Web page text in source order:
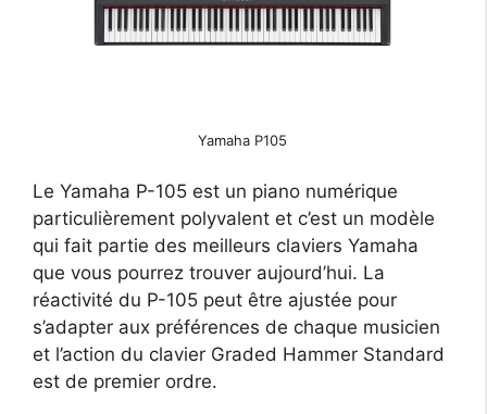
Yamaha P105
Le Yamaha P-105 est un piano numérique
particulièrement polyvalent et c’est un modèle
qui fait partie des meilleurs claviers Yamaha
que vous pourrez trouver aujourd’hui. La
réactivité du P-105 peut être ajustée pour
s’adapter aux préférences de chaque musicien
et l’action du clavier Graded Hammer Standard
est de premier ordre.